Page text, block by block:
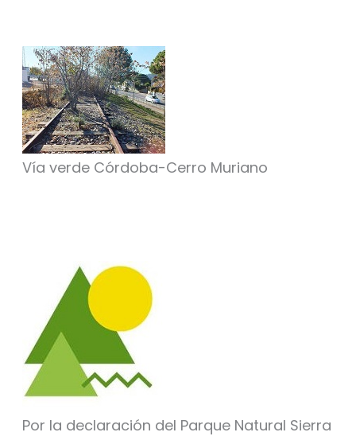
Vía verde Córdoba-Cerro Muriano
Por la declaración del Parque Natural Sierra